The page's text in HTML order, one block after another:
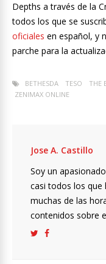
Depths a través de la
todos los que se
oficiales en español, y
parche para la
BETHESDA TESO
THE
ZENIMAX ONLINE
Jose A. Castillo
Soy un
casi todos los que
muchas de las
contenidos sobre